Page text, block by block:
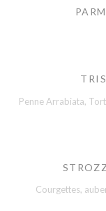
Penne Arrabiata,
Courgettes,